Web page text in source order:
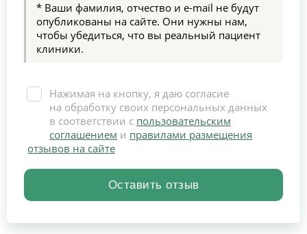
* Ваши фамилия, отчество и e-mail не будут
опубликованы на сайте. Они нужны нам,
чтобы убедиться, что вы реальный пациент
клиники.
Нажимая на кнопку, я даю согласие
на обработку своих персональных данных
в соответствии с пользовательским
соглашением и правилами размещения
отзывов на сайте